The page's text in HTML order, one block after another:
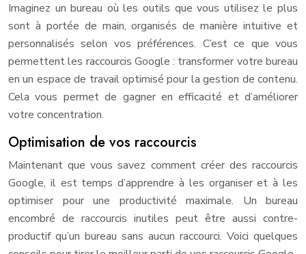
Imaginez un bureau où les outils que vous utilisez le plus
sont à portée de main, organisés de manière intuitive et
personnalisés selon vos préférences. C’est ce que vous
permettent les raccourcis Google : transformer votre bureau
en un espace de travail optimisé pour la gestion de contenu.
Cela vous permet de gagner en efficacité et d’améliorer
votre concentration.
Optimisation de vos raccourcis
Maintenant que vous savez comment créer des raccourcis
Google, il est temps d’apprendre à les organiser et à les
optimiser pour une productivité maximale. Un bureau
encombré de raccourcis inutiles peut être aussi contre-
productif qu’un bureau sans aucun raccourci. Voici quelques